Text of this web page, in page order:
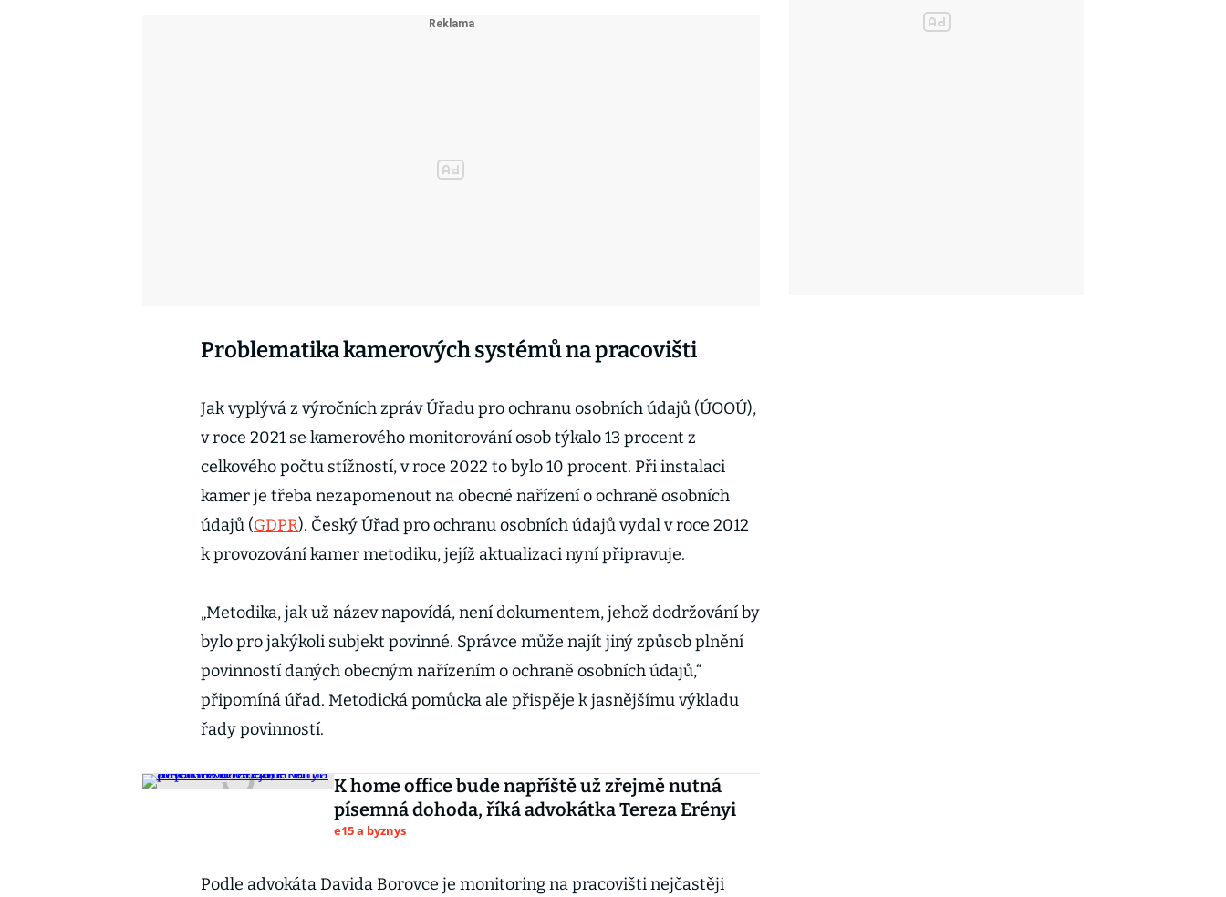
Problematika kamerových systémů na pracovišti
Jak vyplývá z výročních zpráv Úřadu pro ochranu osobních údajů (ÚOOÚ),
v roce 2021 se kamerového monitorování osob týkalo 13 procent z
celkového počtu stížností, v roce 2022 to bylo 10 procent. Při instalaci
kamer je třeba nezapomenout na obecné nařízení o ochraně osobních
údajů (GDPR). Český Úřad pro ochranu osobních údajů vydal v roce 2012
k provozování kamer metodiku, jejíž aktualizaci nyní připravuje.
„Metodika, jak už název napovídá, není dokumentem, jehož dodržování by
bylo pro jakýkoli subjekt povinné. Správce může najít jiný způsob plnění
povinností daných obecným nařízením o ochraně osobních údajů,“
připomíná úřad. Metodická pomůcka ale přispěje k jasnějšímu výkladu
řady povinností.
K home office bude napříště už zřejmě nutná
písemná dohoda, říká advokátka Tereza Erényi
e15 a byznys
Podle advokáta Davida Borovce je monitoring na pracovišti nejčastěji